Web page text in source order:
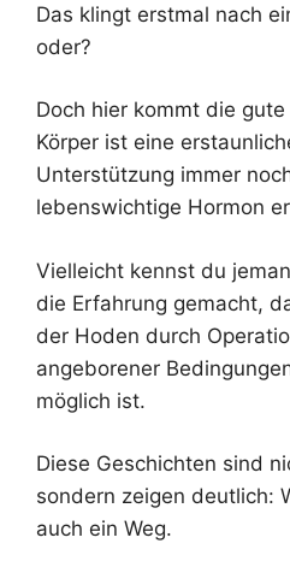
Das klingt erstmal nach
oder?
Doch hier kommt die
Körper ist eine
Unterstützung immer
lebenswichtige Hormon
Vielleicht kennst du
die Erfahrung gemacht,
der Hoden durch
angeborener
möglich ist.
Diese Geschichten sind
sondern zeigen deutlich:
auch ein Weg.